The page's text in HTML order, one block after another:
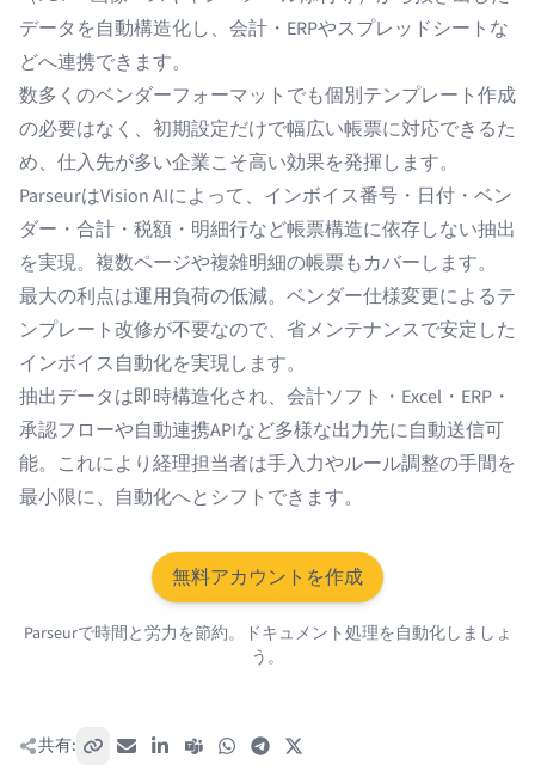
データを自動構造化し、会計・ERPやスプレッドシートな
どへ連携できます。
数多くのベンダーフォーマットでも個別テンプレート作成
の必要はなく、初期設定だけで幅広い帳票に対応できるた
め、仕入先が多い企業こそ高い効果を発揮します。
ParseurはVision AIによって、インボイス番号・日付・ベン
ダー・合計・税額・明細行など帳票構造に依存しない抽出
を実現。複数ページや複雑明細の帳票もカバーします。
最大の利点は運用負荷の低減。ベンダー仕様変更によるテ
ンプレート改修が不要なので、省メンテナンスで安定した
インボイス自動化を実現します。
抽出データは即時構造化され、会計ソフト・Excel・ERP・
承認フローや自動連携APIなど多様な出力先に自動送信可
能。これにより経理担当者は手入力やルール調整の手間を
最小限に、自動化へとシフトできます。
無料アカウントを作成
Parseurで時間と労力を節約。ドキュメント処理を自動化しましょ
う。
共有: リンクをコピー
メールLinkedIn
Teams WhatsAppTelegram